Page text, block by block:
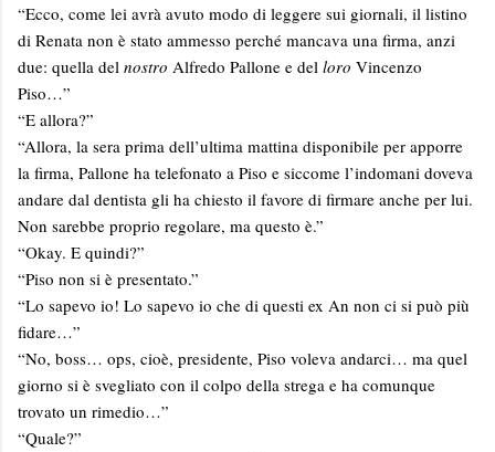
“Ecco, come lei avrà avuto modo di leggere sui giornali, il listino
di Renata non è stato ammesso perché mancava una firma, anzi
due: quella del nostro Alfredo Pallone e del loro Vincenzo
Piso…”
“E allora?”
“Allora, la sera prima dell’ultima mattina disponibile per apporre
la firma, Pallone ha telefonato a Piso e siccome l’indomani doveva
andare dal dentista gli ha chiesto il favore di firmare anche per lui.
Non sarebbe proprio regolare, ma questo è.”
“Okay. E quindi?”
“Piso non si è presentato.”
“Lo sapevo io! Lo sapevo io che di questi ex An non ci si può più
fidare…”
“No, boss… ops, cioè, presidente, Piso voleva andarci… ma quel
giorno si è svegliato con il colpo della strega e ha comunque
trovato un rimedio…”
“Quale?”